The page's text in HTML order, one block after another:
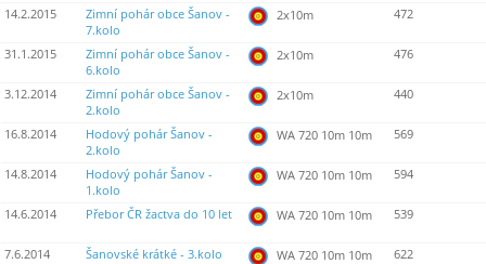
14.2.2015
Zimní pohár obce Šanov -
7.kolo
2x10m 472
31.1.2015
Zimní pohár obce Šanov -
6.kolo
2x10m 476
3.12.2014
Zimní pohár obce Šanov -
2.kolo
2x10m 440
16.8.2014
Hodový pohár Šanov -
2.kolo
WA 720 10m 10m 569
14.8.2014
Hodový pohár Šanov -
1.kolo
WA 720 10m 10m 594
14.6.2014 Přebor ČR žactva do 10 let WA 720 10m 10m 539
7.6.2014 Šanovské krátké - 3.kolo WA 720 10m 10m
622